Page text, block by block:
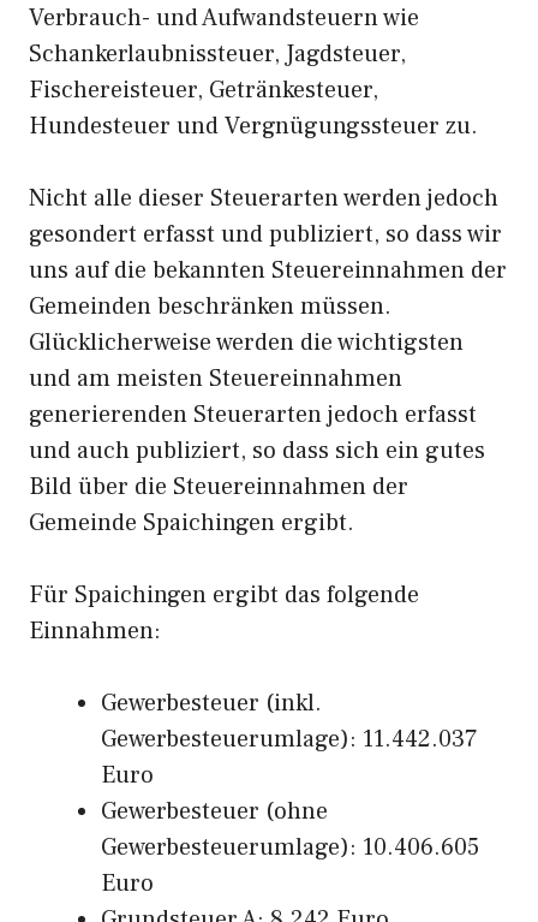
Verbrauch- und Aufwandsteuern wie
Schankerlaubnissteuer, Jagdsteuer,
Fischereisteuer, Getränkesteuer,
Hundesteuer und Vergnügungssteuer zu.
Nicht alle dieser Steuerarten werden jedoch
gesondert erfasst und publiziert, so dass wir
uns auf die bekannten Steuereinnahmen der
Gemeinden beschränken müssen.
Glücklicherweise werden die wichtigsten
und am meisten Steuereinnahmen
generierenden Steuerarten jedoch erfasst
und auch publiziert, so dass sich ein gutes
Bild über die Steuereinnahmen der
Gemeinde Spaichingen ergibt.
Für Spaichingen ergibt das folgende
Einnahmen:
Gewerbesteuer (inkl.
Gewerbesteuerumlage): 11.442.037
Euro
Gewerbesteuer (ohne
Gewerbesteuerumlage): 10.406.605
Euro